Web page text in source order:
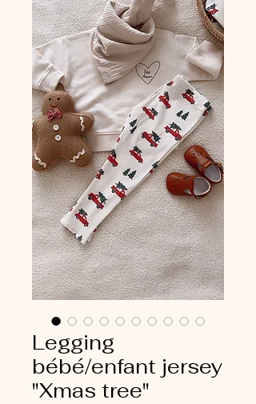
Legging
bébé/enfant jersey
"Xmas tree"